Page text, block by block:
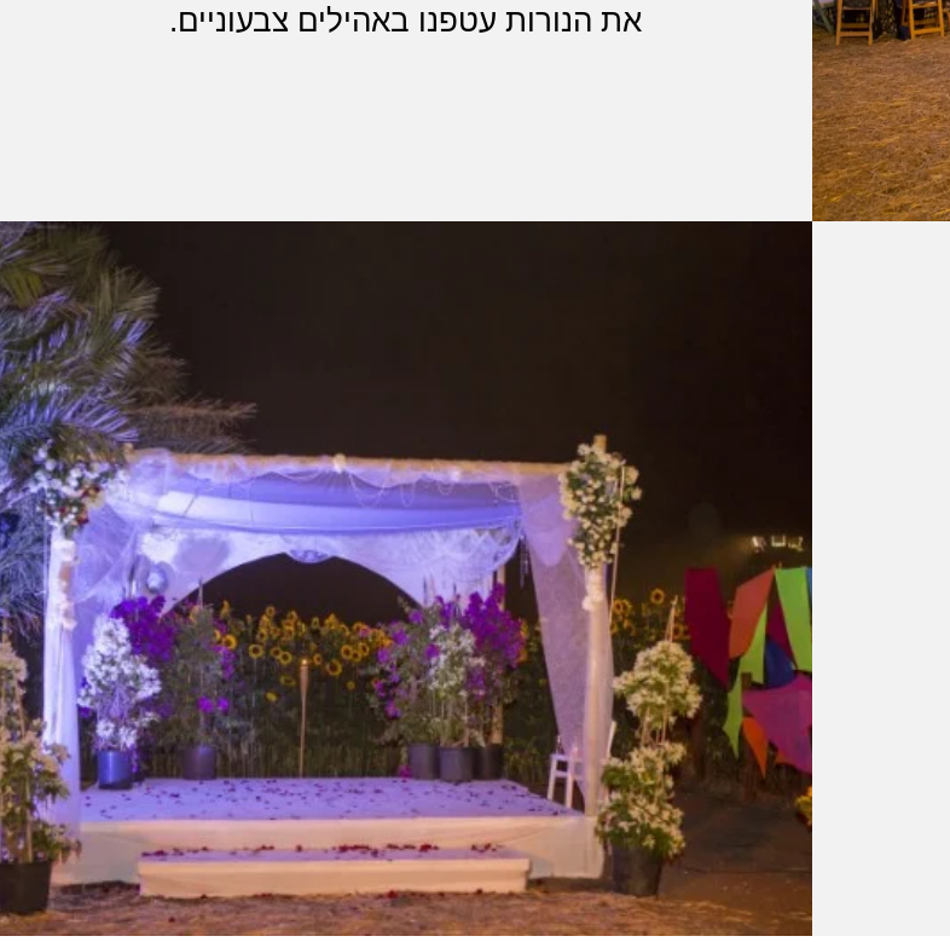
את הנורות עטפנו באהילים צבעוניים.